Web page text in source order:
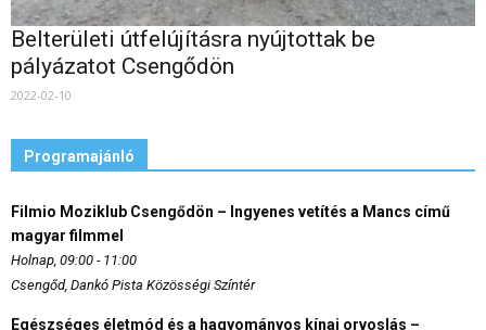
Belterületi útfelújításra nyújtottak be
pályázatot Csengődön
2022-02-10
Programajánló
Filmio Moziklub Csengődön – Ingyenes vetítés a Mancs című
magyar filmmel
Holnap, 09:00 - 11:00
Csengőd, Dankó Pista Közösségi Színtér
Egészséges életmód és a hagyományos kínai orvoslás –